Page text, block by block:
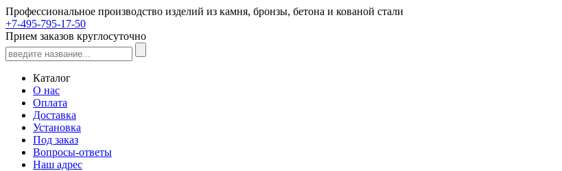
Профессиональное производство изделий из камня, бронзы, бетона и кованой стали
+7-495-795-17-50
Прием заказов круглосуточно
Каталог
О нас
Оплата
Доставка
Установка
Под заказ
Вопросы-ответы
Наш адрес